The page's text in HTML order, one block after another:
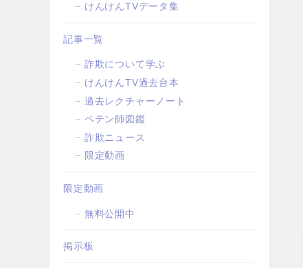
けんけんTVデータ集
記事一覧
詐欺について学ぶ
けんけんTV過去台本
過去レクチャーノート
ペテン師図鑑
詐欺ニュース
限定動画
限定動画
無料公開中
掲示板